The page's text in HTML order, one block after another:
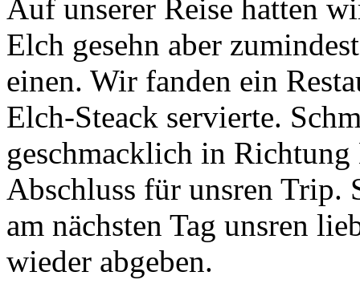
Auf unserer Reise hatten
Elch gesehn aber
einen. Wir fanden ein
Elch-Steack servierte.
geschmacklich in
Abschluss für unsren Trip.
am nächsten Tag unsren
wieder abgeben.